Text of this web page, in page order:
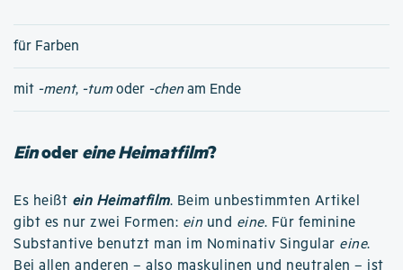
für Farben
mit -ment, -tumoder -chen am Ende
Einodereine Heimatfilm?
Es heißt ein Heimatfilm. Beim unbestimmten Artikel
gibt es nur zwei Formen: ein und eine. Für feminine
Substantive benutzt man im Nominativ Singular eine.
Bei allen anderen – also maskulinen und neutralen – ist